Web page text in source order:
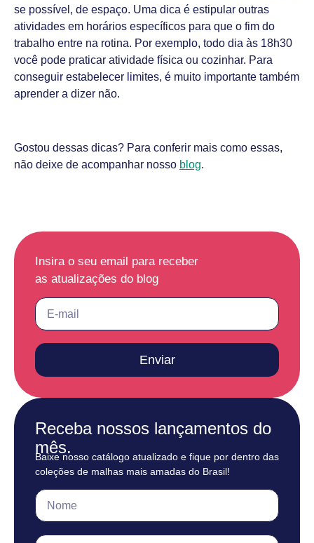
se possível, de espaço. Uma dica é estipular outras
atividades em horários específicos para que o fim do
trabalho entre na rotina. Por exemplo, todo dia às 18h30
você pode praticar atividade física ou cozinhar. Para
conseguir estabelecer limites, é muito importante também
aprender a dizer não.
Gostou dessas dicas? Para conferir mais como essas,
não deixe de acompanhar nosso blog.
Insira o seu email para receber
as atualizações do blog
Enviar
Receba nossos lançamentos do
mês.
Baixe nosso catálogo atualizado e fique por dentro das
coleções de malhas mais amadas do Brasil!